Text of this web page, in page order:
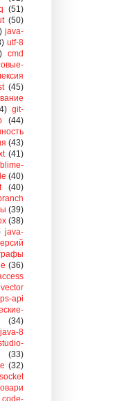
(51)
(50)
java-
utf-8
cmd
(45)
git-
(44)
(43)
(41)
(40)
(40)
(39)
(38)
java-
(36)
vector
api
(34)
java-8
(33)
(32)
code-